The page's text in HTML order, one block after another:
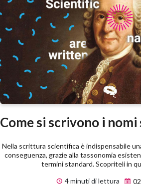
Come si scrivono i
Nella scrittura scientifica è indispensabile
conseguenza, grazie alla tassonomia
termini standard. Scopriteli in
4 minuti di lettura